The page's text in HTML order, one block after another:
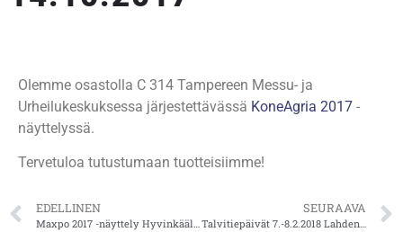
Olemme osastolla C 314 Tampereen Messu- ja
Urheilukeskuksessa järjestettävässä KoneAgria 2017 -
näyttelyssä.
Tervetuloa tutustumaan tuotteisiimme!
EDELLINEN
Maxpo 2017 -näyttely Hyvinkäällä 7.-9.9.2017
SEURAAVA
Talvitiepäivät 7.-8.2.2018 Lahden Messukeskuksessa